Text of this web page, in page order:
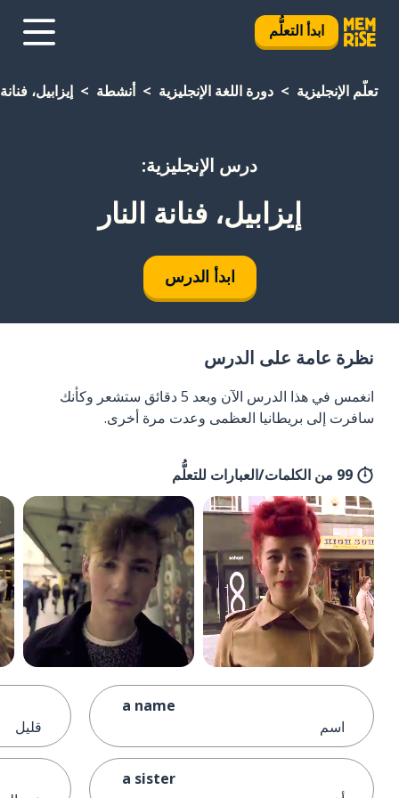
ابدأ التعلُّم
تعلَّم الإنجليزية دورة اللغة الإنجليزية أنشطة إيزابيل،
درس الإنجليزية:
إيزابيل، فنانة النار
ابدأ الدرس
نظرة عامة على الدرس
انغمس في هذا الدرس الآن وبعد 5 دقائق ستشعر وكأنك
سافرت إلى بريطانيا العظمى وعدت مرة أخرى.
99 من الكلمات/العبارات للتعلُّم
a name
اسم
a sister
قليل